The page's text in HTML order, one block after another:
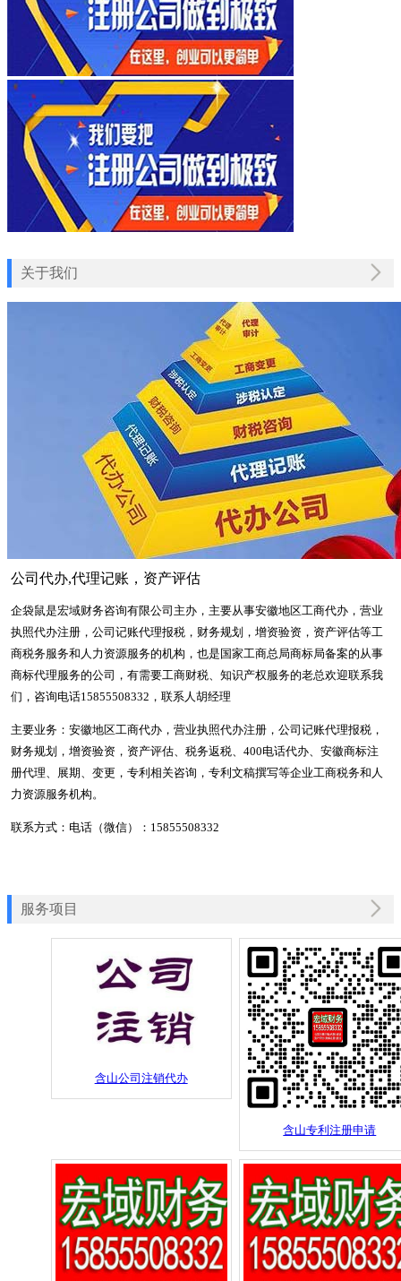
关于我们
公司代办,代理记账，资产评估
企袋鼠是宏域财务咨询有限公司主办，主要从事安徽地区工商代办，营业
执照代办注册，公司记账代理报税，财务规划，增资验资，资产评估等工
商税务服务和人力资源服务的机构，也是国家工商总局商标局备案的从事
商标代理服务的公司，有需要工商财税、知识产权服务的老总欢迎联系我
们，咨询电话15855508332，联系人胡经理
主要业务：安徽地区工商代办，营业执照代办注册，公司记账代理报税，
财务规划，增资验资，资产评估、税务返税、400电话代办、安徽商标注
册代理、展期、变更，专利相关咨询，专利文稿撰写等企业工商税务和人
力资源服务机构。
联系方式：电话（微信）：15855508332
服务项目
含山公司注销代办
含山专利注册申请